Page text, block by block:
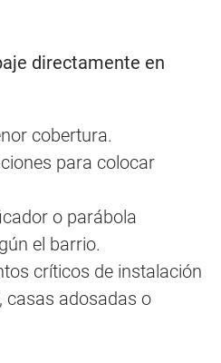
directamente en
cobertura.
para colocar
o parábola
el barrio.
críticos de instalación
casas adosadas o